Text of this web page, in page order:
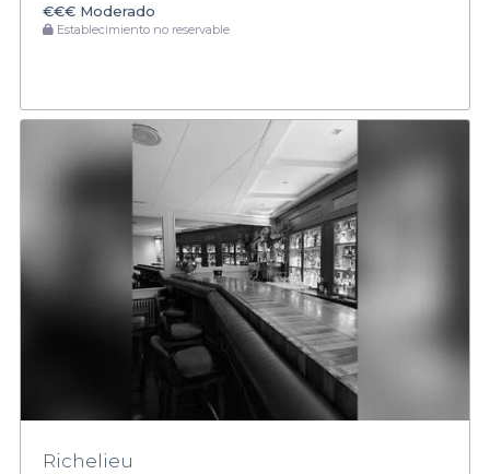
€€€ Moderado
Establecimiento no reservable
Richelieu